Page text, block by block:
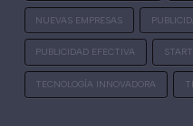
NUEVAS EMPRESAS
PUBLICIDAD EFECTIVA
TECNOLOGÍA INNOVADORA